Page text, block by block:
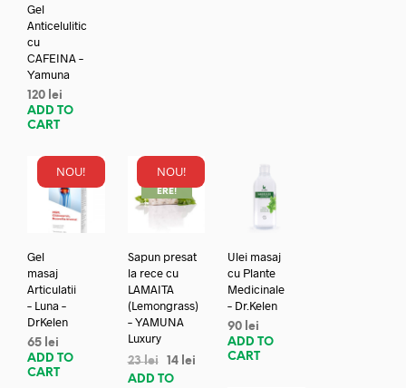
Gel
Anticelulitic
cu
CAFEINA –
Yamuna
120 lei
ADD TO
CART
NOU!
Gel
masaj
Articulatii
– Luna –
DrKelen
65 lei
ADD TO
CART
NOU!
REDUC
ERE!
Sapun presat
la rece cu
LAMAITA
(Lemongrass)
– YAMUNA
Luxury
23lei 14 lei
ADD TO
Ulei masaj
cu Plante
Medicinale
– Dr.Kelen
90 lei
ADD TO
CART